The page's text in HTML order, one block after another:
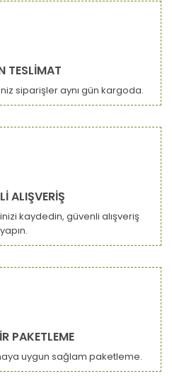
TESLİMAT
siparişler aynı gün kargoda.
ALIŞVERİŞ
kaydedin, güvenli alışveriş
yapın.
PAKETLEME
uygun sağlam paketleme.